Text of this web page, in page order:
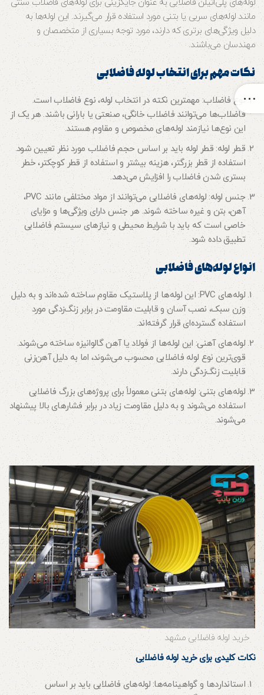
مانند لوله‌های سربی یا بتنی مورد استفاده قرار می‌گیرند. این لوله‌ها به
دلیل ویژگی‌های برتری که دارند، مورد توجه بسیاری از متخصصان و
مهندسان می‌باشند.
نکات مهم برای انتخاب لوله فاضلابی
نوع فاضلاب: مهمترین نکته در انتخاب لوله، نوع فاضلاب است.
فاضلاب‌ها می‌توانند فاضلاب خانگی، صنعتی یا بارانی باشند. هر یک از
این نوع‌ها نیازمند لوله‌های مخصوص و مقاوم هستند.
قطر لوله: قطر لوله باید بر اساس حجم فاضلاب مورد نظر تعیین شود.
استفاده از قطر بزرگتر، هزینه بیشتر و استفاده از قطر کوچکتر، خطر
بستری شدن فاضلاب را افزایش می‌دهد.
جنس لوله: لوله‌های فاضلابی می‌توانند از مواد مختلفی مانند PVC،
آهن، بتن و غیره ساخته شوند. هر جنس دارای ویژگی‌ها و مزایای
خاصی است که باید با شرایط محیطی و نیازهای سیستم فاضلابی
تطبیق داده شود.
انواع لوله‌های فاضلابی
لوله‌های PVC: این لوله‌ها از پلاستیک مقاوم ساخته شده‌اند و به دلیل
وزن سبک، نصب آسان و قابلیت مقاومت در برابر زنگ‌زدگی مورد
استفاده گسترده‌ای قرار گرفته‌اند.
لوله‌های آهنی: این لوله‌ها از فولاد یا آهن گالوانیزه ساخته می‌شوند.
قوی‌ترین نوع لوله فاضلابی محسوب می‌شوند، اما به دلیل آهن‌زنی
قابلیت زنگ‌زدگی دارند.
لوله‌های بتنی: لوله‌های بتنی معمولاً برای پروژه‌های بزرگ فاضلابی
استفاده می‌شوند و به دلیل مقاومت زیاد در برابر فشارهای بالا پیشنهاد
می‌شوند.
خرید لوله فاضلابی مشهد
نکات کلیدی برای خرید لوله فاضلابی
استانداردها و گواهینامه‌ها: لوله‌های فاضلابی باید بر اساس